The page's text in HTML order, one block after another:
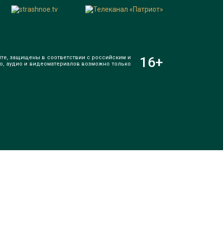
защищены в соответствии с российским и
аудио и видеоматериалов возможно только
16+